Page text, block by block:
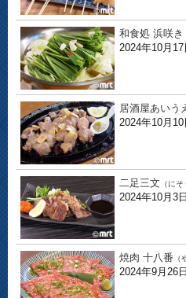
和食処 浜咲き
2024年10月
居酒屋あいう
2024年10月10
二足三文 （に
2024年10月3
焼肉 十八番
2024年9月26